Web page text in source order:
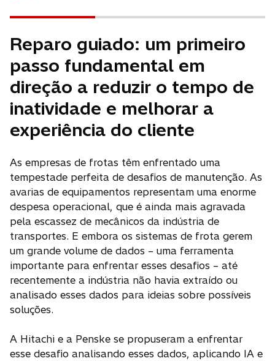
Reparo guiado: um primeiro
passo fundamental em
direção a reduzir o tempo de
inatividade e melhorar a
experiência do cliente
As empresas de frotas têm enfrentado uma
tempestade perfeita de desafios de manutenção. As
avarias de equipamentos representam uma enorme
despesa operacional, que é ainda mais agravada
pela escassez de mecânicos da indústria de
transportes. E embora os sistemas de frota gerem
um grande volume de dados – uma ferramenta
importante para enfrentar esses desafios – até
recentemente a indústria não havia extraído ou
analisado esses dados para ideias sobre possíveis
soluções.
A Hitachi e a Penske se propuseram a enfrentar
esse desafio analisando esses dados, aplicando IA e